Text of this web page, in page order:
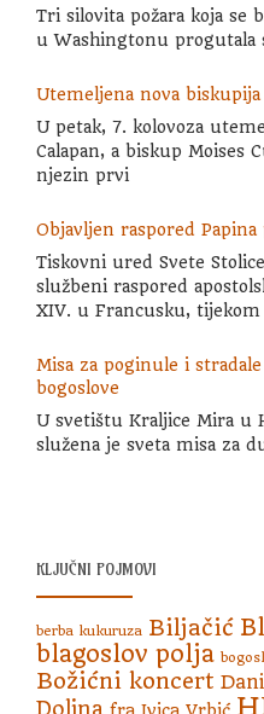
Tri silovita požara koja se
u Washingtonu progutala
Utemeljena nova
U petak, 7. kolovoza
Calapan, a biskup Moises
njezin prvi
Objavljen raspored Papina
Tiskovni ured Svete
službeni raspored
XIV. u Francusku, tijekom
Misa za poginule i
bogoslove
U svetištu Kraljice Mira u
služena je sveta misa za
KLJUČNI POJMOVI
berba kukuruza Biljačić
blagoslov polja
Božićni koncert
Dolina